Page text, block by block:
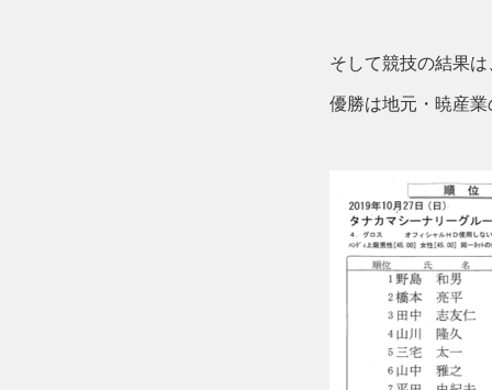
そして競技の結果
優勝は地元・暁産